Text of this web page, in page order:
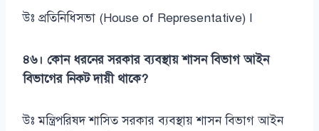
উঃ প্রতিনিধিসভা (House of Representative) I
৪৬। কোন ধরনের সরকার ব্যবস্থায় শাসন বিভাগ আইন
বিভাগের নিকট দায়ী থাকে?
উঃ মন্ত্রিপরিষদ শাসিত সরকার ব্যবস্থায় শাসন বিভাগ আইন